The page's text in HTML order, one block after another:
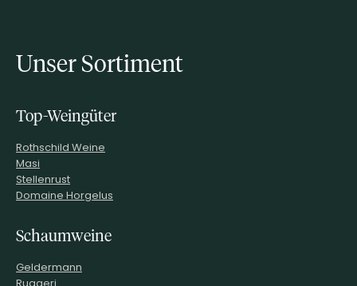
Unser Sortiment
Top-Weingüter
Rothschild Weine
Masi
Stellenrust
Domaine Horgelus
Schaumweine
Geldermann
Ruggeri